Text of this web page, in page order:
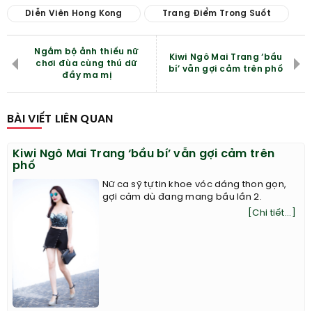
Diễn Viên Hong Kong Trang Điểm Trong Suốt
Ngắm bộ ảnh thiếu nữ
chơi đùa cùng thú dữ
đầy ma mị
Kiwi Ngô Mai Trang ‘bầu
bí’ vẫn gợi cảm trên phố
BÀI VIẾT LIÊN QUAN
Kiwi Ngô Mai Trang ‘bầu bí’ vẫn gợi cảm trên
phố
Nữ ca sỹ tự tin khoe vóc dáng thon gọn,
gợi cảm dù đang mang bầu lần 2.
[Chi tiết...]